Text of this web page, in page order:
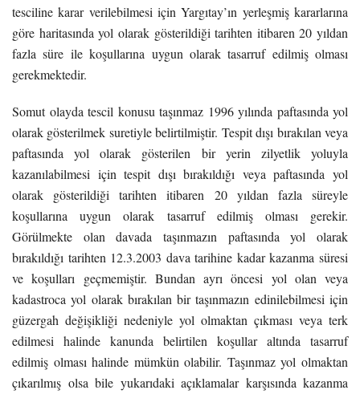
tesciline karar verilebilmesi için Yargıtay’ın yerleşmiş kararlarına
göre haritasında yol olarak gösterildiği tarihten itibaren 20 yıldan
fazla süre ile koşullarına uygun olarak tasarruf edilmiş olması
gerekmektedir.
Somut olayda tescil konusu taşınmaz 1996 yılında paftasında yol
olarak gösterilmek suretiyle belirtilmiştir. Tespit dışı bırakılan veya
paftasında yol olarak gösterilen bir yerin zilyetlik yoluyla
kazanılabilmesi için tespit dışı bırakıldığı veya paftasında yol
olarak gösterildiği tarihten itibaren 20 yıldan fazla süreyle
koşullarına uygun olarak tasarruf edilmiş olması gerekir.
Görülmekte olan davada taşınmazın paftasında yol olarak
bırakıldığı tarihten 12.3.2003 dava tarihine kadar kazanma süresi
ve koşulları geçmemiştir. Bundan ayrı öncesi yol olan veya
kadastroca yol olarak bırakılan bir taşınmazın edinilebilmesi için
güzergah değişikliği nedeniyle yol olmaktan çıkması veya terk
edilmesi halinde kanunda belirtilen koşullar altında tasarruf
edilmiş olması halinde mümkün olabilir. Taşınmaz yol olmaktan
çıkarılmış olsa bile yukarıdaki açıklamalar karşısında kazanma